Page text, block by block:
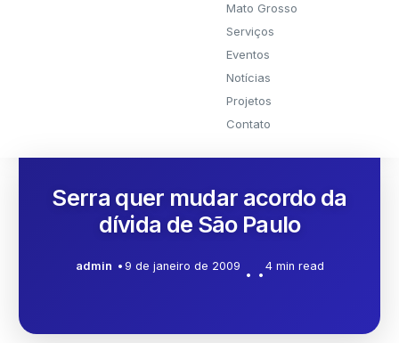
Mato Grosso
Serviços
Eventos
Notícias
Projetos
Contato
Serra quer mudar acordo da
dívida de São Paulo
admin 9 de janeiro de 2009 4 min read